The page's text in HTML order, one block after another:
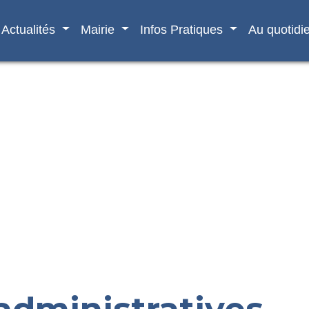
Actualités Mairie Infos Pratiques Au